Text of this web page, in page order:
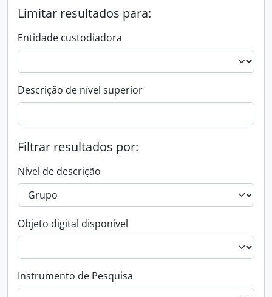
Limitar resultados para:
Entidade custodiadora
Descrição de nível superior
Filtrar resultados por:
Nível de descrição
Objeto digital disponível
Instrumento de Pesquisa